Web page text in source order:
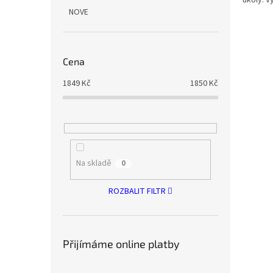
NOVE
Cena
1849Kč 1850Kč
Na skladě 0
ROZBALIT FILTR
Přijímáme online platby